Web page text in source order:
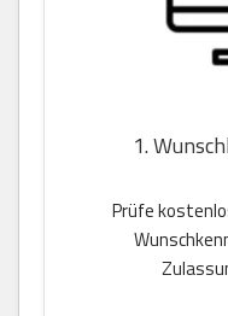
1.
Prüfe